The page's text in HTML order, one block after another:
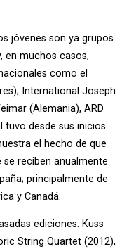
jóvenes son ya grupos
en muchos casos,
como el
International Joseph
(Alemania), ARD
tuvo desde sus inicios
el hecho de que
se reciben anualmente
principalmente de
y Canadá.
ediciones: Kuss
String Quartet (2012),